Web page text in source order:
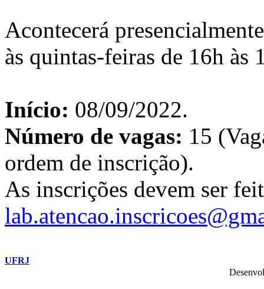
Acontecerá
às quintas-feiras de 16h às
Início: 08/09/2022.
Número de vagas: 15
ordem de inscrição).
As inscrições devem ser
UFRJ